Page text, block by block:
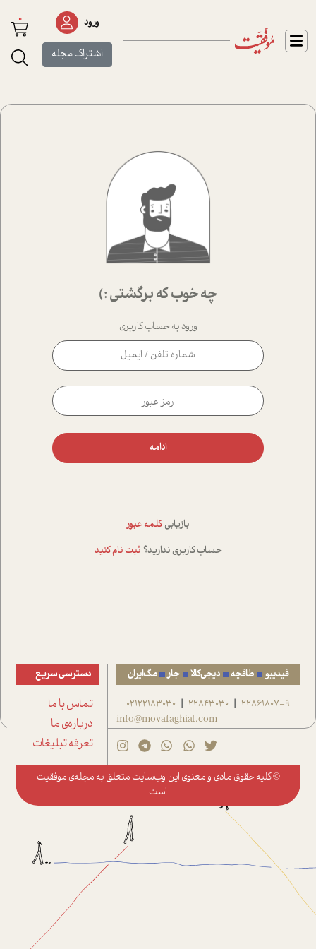
ورود
اشتراک مجله
0
چه خوب که برگشتی :)
ورود به حساب کاربری
ادامه
بازیابی کلمه عبور
حساب کاربری ندارید؟ ثبت نام کنید
فیدیبو طاقچه دیجی‌کالا جار مگ‌ایران
22861807-9
|
22843030
|
02122183030
info@movafaghiat.com
دسترسی سریع
تماس با ما
درباره‌ی ما
تعرفه تبلیغات
© کلیه حقوق مادی و معنوی این وب‌سایت متعلق به مجله‌ی موفقیت
است